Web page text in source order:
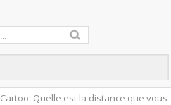
Cartoo: Quelle est la distance que vous